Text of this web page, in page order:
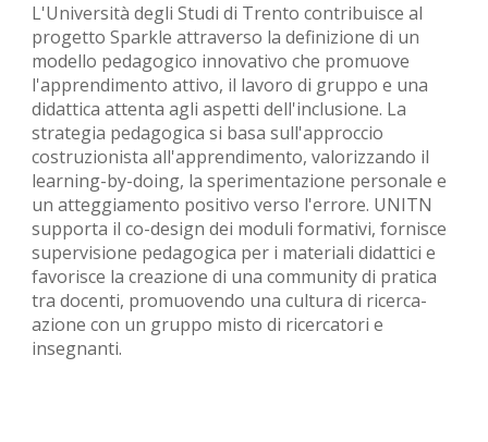
L'Università degli Studi di Trento contribuisce al
progetto Sparkle attraverso la definizione di un
modello pedagogico innovativo che promuove
l'apprendimento attivo, il lavoro di gruppo e una
didattica attenta agli aspetti dell'inclusione. La
strategia pedagogica si basa sull'approccio
costruzionista all'apprendimento, valorizzando il
learning-by-doing, la sperimentazione personale e
un atteggiamento positivo verso l'errore. UNITN
supporta il co-design dei moduli formativi, fornisce
supervisione pedagogica per i materiali didattici e
favorisce la creazione di una community di pratica
tra docenti, promuovendo una cultura di ricerca-
azione con un gruppo misto di ricercatori e
insegnanti.